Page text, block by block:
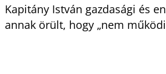
Kapitány István gazdasági és
annak örült, hogy „nem